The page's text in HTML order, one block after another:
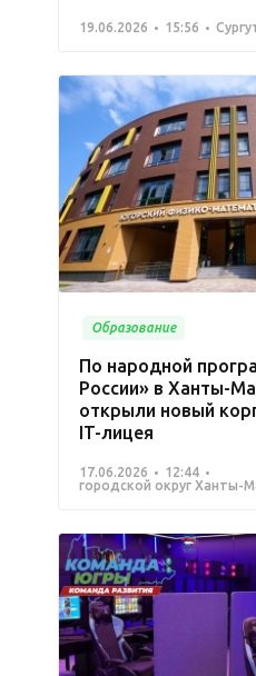
19.06.2026 15:56
Образование
По народной
России» в Ханты-
открыли новый
IT-лицея
17.06.2026
12:44
городской округ Ханты-